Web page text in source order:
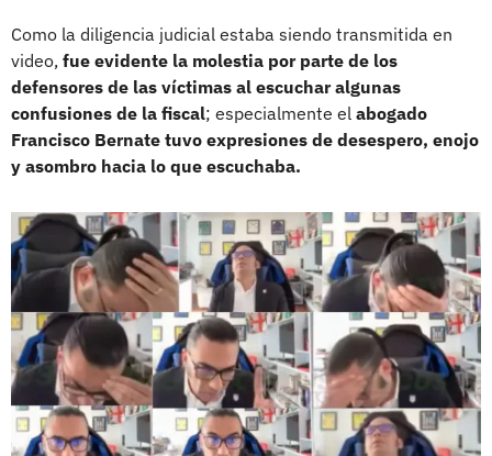
Como la diligencia judicial estaba siendo transmitida en
video, fue evidente la molestia por parte de los
defensores de las víctimas al escuchar algunas
confusiones de la fiscal; especialmente el abogado
Francisco Bernate tuvo expresiones de desespero, enojo
y asombro hacia lo que escuchaba.